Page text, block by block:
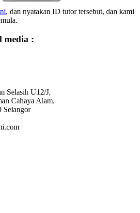
, dan nyatakan ID tutor tersebut, dan kami
media :
Selasih U12/J,
Cahaya Alam,
Selangor